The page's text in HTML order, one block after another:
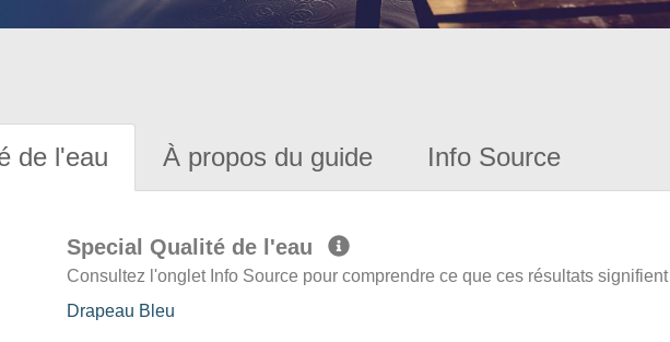
de l'eau À propos du guide Info Source
Special Qualité de l'eau
Consultez l'onglet Info Source pour comprendre ce que ces résultats signifient
Drapeau Bleu